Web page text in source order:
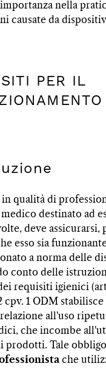
nella
causate da
PER IL
in qualità di
destinato ad
deve assicurarsi,
esso sia
a norma delle
conto delle
requisiti igienici
cpv. 1 ODM
all'uso
che incombe
prodotti. Tale
che